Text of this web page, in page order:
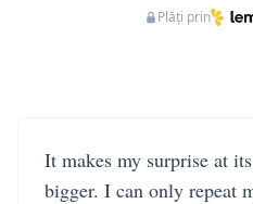
Plăți prin
It makes my surprise at
bigger. I can only repeat